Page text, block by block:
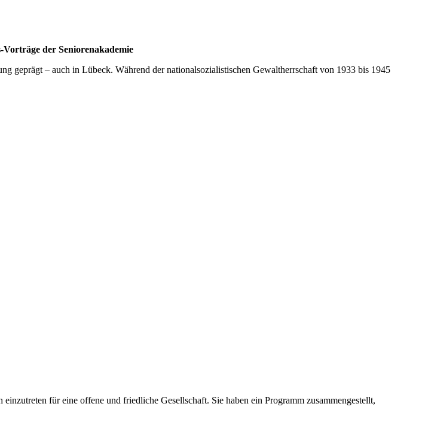
der Seniorenakademie
geprägt – auch in Lübeck. Während der nationalsozialistischen Gewaltherrschaft von 1933 bis 1945
für eine offene und friedliche Gesellschaft. Sie haben ein Programm zusammengestellt,